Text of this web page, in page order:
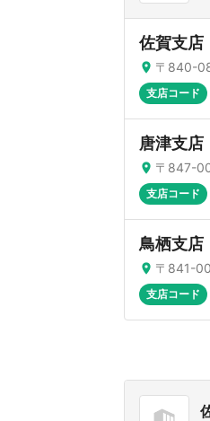
佐賀支店
〒840-
支店コード
唐津支店
〒847-
支店コード
鳥栖支店
〒841-
支店コード